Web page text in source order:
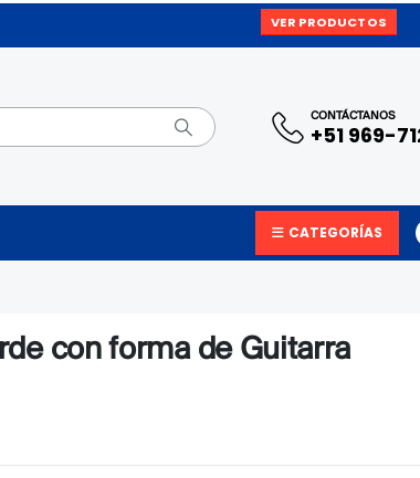
VER PRODUCTOS
CONTÁCTANOS
+51 969-
CATEGORÍAS
con forma de Guitarra